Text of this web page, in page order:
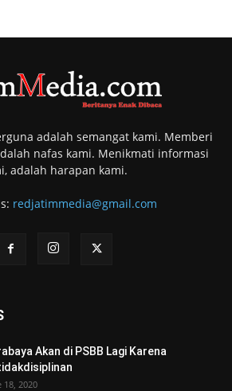
adalah semangat kami. Memberi
nafas kami. Menikmati informasi
adalah harapan kami.
redjatimmedia@gmail.com
Akan di PSBB Lagi Karena
18, 2020